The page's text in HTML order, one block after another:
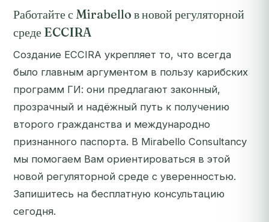
Работайте с Mirabello в новой регуляторной
среде ECCIRA
Создание ECCIRA укрепляет то, что всегда
было главным аргументом в пользу карибских
программ ГИ: они предлагают законный,
прозрачный и надёжный путь к получению
второго гражданства и международно
признанного паспорта. В Mirabello Consultancy
мы помогаем Вам ориентироваться в этой
новой регуляторной среде с уверенностью.
Запишитесь на бесплатную консультацию
сегодня.